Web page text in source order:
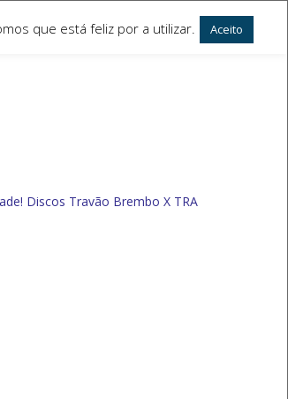
Discos Travão Brembo X TRA
que está feliz por a utilizar. Aceito